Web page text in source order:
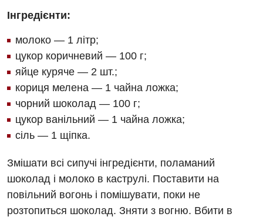
Інгредієнти:
молоко — 1 літр;
цукор коричневий — 100 г;
яйце куряче — 2 шт.;
кориця мелена — 1 чайна ложка;
чорний шоколад — 100 г;
цукор ванільний — 1 чайна ложка;
сіль — 1 щіпка.
Змішати всі сипучі інгредієнти, поламаний
шоколад і молоко в каструлі. Поставити на
повільний вогонь і помішувати, поки не
розтопиться шоколад. Зняти з вогню. Вбити в